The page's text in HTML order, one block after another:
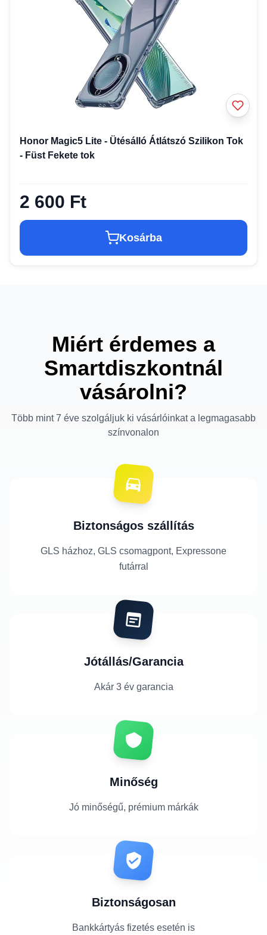
Honor Magic5 Lite - Ütésálló Átlátszó Szilikon Tok
- Füst Fekete tok
2 600 Ft
Kosárba
Miért érdemes a
Smartdiszkontnál
vásárolni?
Több mint 7 éve szolgáljuk ki vásárlóinkat a legmagasabb
színvonalon
Biztonságos szállítás
GLS házhoz, GLS csomagpont, Expressone
futárral
Jótállás/Garancia
Akár 3 év garancia
Minőség
Jó minőségű, prémium márkák
Biztonságosan
Bankkártyás fizetés esetén is